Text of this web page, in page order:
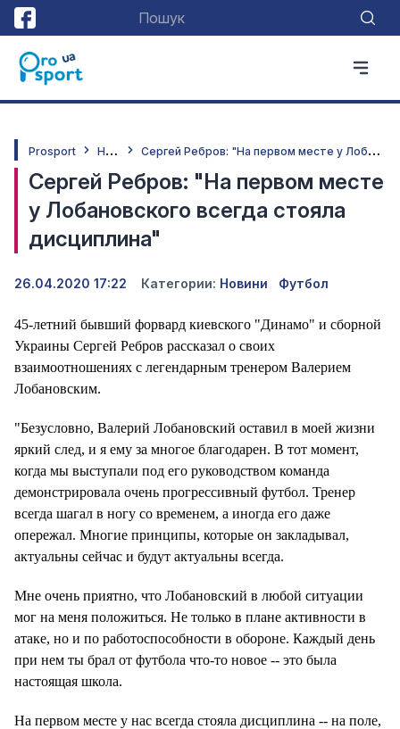
Prosport Н
овини С
ергей Ребров: "На первом месте у Лобановского всегда стояла дисциплина"
Сергей Ребров: "На первом месте
у Лобановского всегда стояла
дисциплина"
26.04.2020 17:22 Категории: Новини Футбол
45-летний бывший форвард киевского "Динамо" и сборной
Украины Сергей Ребров рассказал о своих
взаимоотношениях с легендарным тренером Валерием
Лобановским.
"Безусловно, Валерий Лобановский оставил в моей жизни
яркий след, и я ему за многое благодарен. В тот момент,
когда мы выступали под его руководством команда
демонстрировала очень прогрессивный футбол. Тренер
всегда шагал в ногу со временем, а иногда его даже
опережал. Многие принципы, которые он закладывал,
актуальны сейчас и будут актуальны всегда.
Мне очень приятно, что Лобановский в любой ситуации
мог на меня положиться. Не только в плане активности в
атаке, но и по работоспособности в обороне. Каждый день
при нем ты брал от футбола что-то новое -- это была
настоящая школа.
На первом месте у нас всегда стояла дисциплина -- на поле,